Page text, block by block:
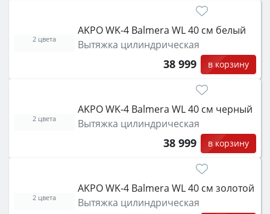
затем смотрите на объём 50–70 л для семьи,
функции (конвекция, гриль, самоочистка,
защита от детей).
AKPO WK-4 Balmera WL 40 см белый
Вытяжка цилиндрическая
38 999 в корзину
2 цвета
AKPO WK-4 Balmera WL 40 см черный
Вытяжка цилиндрическая
38 999 в корзину
2 цвета
AKPO WK-4 Balmera WL 40 см золотой
Вытяжка цилиндрическая
2 цвета